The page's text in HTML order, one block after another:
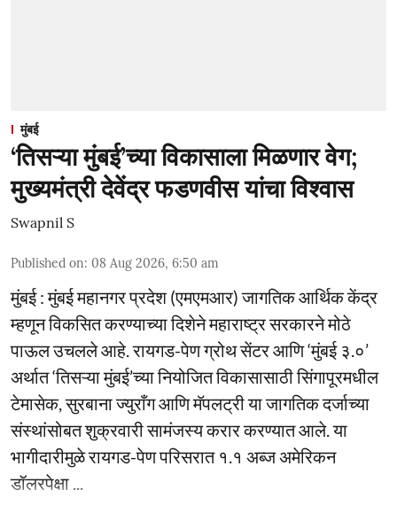
मुंबई
‘तिसऱ्या मुंबई’च्या विकासाला मिळणार वेग;
मुख्यमंत्री देवेंद्र फडणवीस यांचा विश्वास
Swapnil S
Published on: 08 Aug 2026, 6:50 am
मुंबई : मुंबई महानगर प्रदेश (एमएमआर) जागतिक आर्थिक केंद्र
म्हणून विकसित करण्याच्या दिशेने महाराष्ट्र सरकारने मोठे
पाऊल उचलले आहे. रायगड-पेण ग्रोथ सेंटर आणि ‘मुंबई ३.०’
अर्थात ‘तिसऱ्या मुंबई’च्या नियोजित विकासासाठी सिंगापूरमधील
टेमासेक, सुरबाना ज्युराँग आणि मॅपलट्री या जागतिक दर्जाच्या
संस्थांसोबत शुक्रवारी सामंजस्य करार करण्यात आले. या
भागीदारीमुळे रायगड-पेण परिसरात १.१ अब्ज अमेरिकन
डॉलरपेक्षा ...